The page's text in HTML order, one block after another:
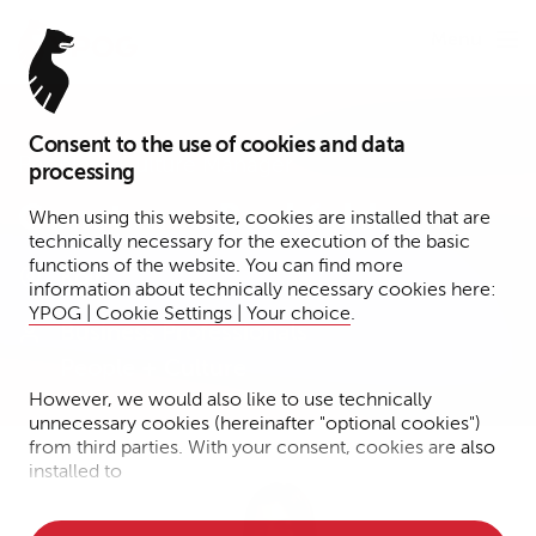
Consent to the use of cookies and data
processing
When using this website, cookies are installed that are
technically necessary for the execution of the basic
functions of the website. You can find more
information about technically necessary cookies here:
YPOG | Cookie Settings | Your choice.
However, we would also like to use technically
unnecessary cookies (hereinafter "optional cookies")
from third parties. With your consent, cookies are also
installed to
People + Culture Manager
Constanze Beckfeld
Köln